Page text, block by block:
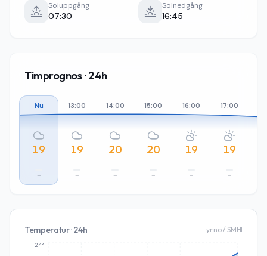
Soluppgång
07:30
Solnedgång
16:45
Timprognos · 24h
Nu
19
–
13:00
19
–
14:00
20
–
15:00
20
–
16:00
19
–
17:00
19
–
Temperatur · 24h yr.no / SMHI
24°